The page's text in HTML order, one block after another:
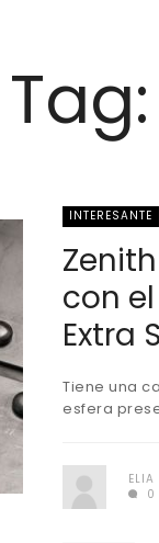
INTERESANTE
con
Extra
Tiene una
esfera
ELIA
0